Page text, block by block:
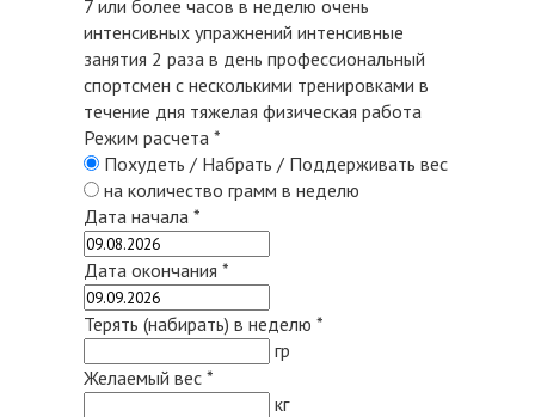
7 или более часов в неделю очень
интенсивных упражнений интенсивные
занятия 2 раза в день профессиональный
спортсмен с несколькими тренировками в
течение дня тяжелая физическая работа
Режим расчета *
Похудеть / Набрать / Поддерживать вес
на количество грамм в неделю
Дата начала *
Дата окончания *
Терять (набирать) в неделю *
гр
Желаемый вес *
кг